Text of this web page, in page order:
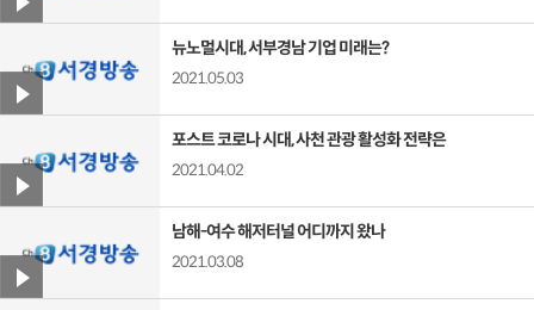
뉴노멀시대, 서부경남 기업 미래는?
2021.05.03
포스트 코로나 시대, 사천 관광 활성화 전략은
2021.04.02
남해-여수 해저터널 어디까지 왔나
2021.03.08